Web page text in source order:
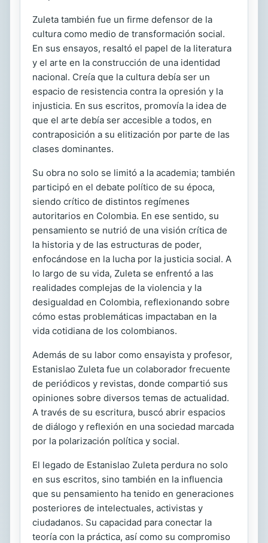
Zuleta también fue un firme defensor de la
cultura como medio de transformación social.
En sus ensayos, resaltó el papel de la literatura
y el arte en la construcción de una identidad
nacional. Creía que la cultura debía ser un
espacio de resistencia contra la opresión y la
injusticia. En sus escritos, promovía la idea de
que el arte debía ser accesible a todos, en
contraposición a su elitización por parte de las
clases dominantes.
Su obra no solo se limitó a la academia; también
participó en el debate político de su época,
siendo crítico de distintos regímenes
autoritarios en Colombia. En ese sentido, su
pensamiento se nutrió de una visión crítica de
la historia y de las estructuras de poder,
enfocándose en la lucha por la justicia social. A
lo largo de su vida, Zuleta se enfrentó a las
realidades complejas de la violencia y la
desigualdad en Colombia, reflexionando sobre
cómo estas problemáticas impactaban en la
vida cotidiana de los colombianos.
Además de su labor como ensayista y profesor,
Estanislao Zuleta fue un colaborador frecuente
de periódicos y revistas, donde compartió sus
opiniones sobre diversos temas de actualidad.
A través de su escritura, buscó abrir espacios
de diálogo y reflexión en una sociedad marcada
por la polarización política y social.
El legado de Estanislao Zuleta perdura no solo
en sus escritos, sino también en la influencia
que su pensamiento ha tenido en generaciones
posteriores de intelectuales, activistas y
ciudadanos. Su capacidad para conectar la
teoría con la práctica, así como su compromiso